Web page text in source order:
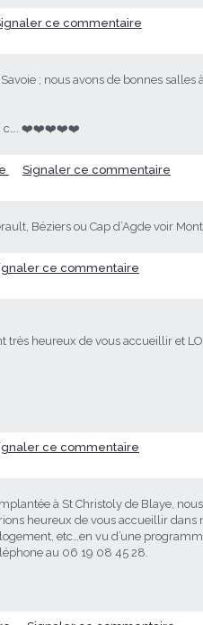
ce commentaire
; nous avons de bonnes salles
c…. ❤️❤️❤️❤️❤️
Signaler ce commentaire
Béziers ou Cap d’Agde voir
ce commentaire
heureux de vous accueillir et
ce commentaire
à St Christoly de Blaye,
heureux de vous accueillir dans
etc…en vu d’une
au 06 19 08 45 28.